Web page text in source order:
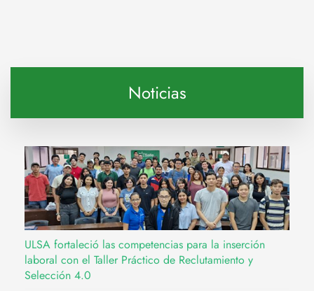
Noticias
ULSA fortaleció las competencias para la inserción
laboral con el Taller Práctico de Reclutamiento y
Selección 4.0